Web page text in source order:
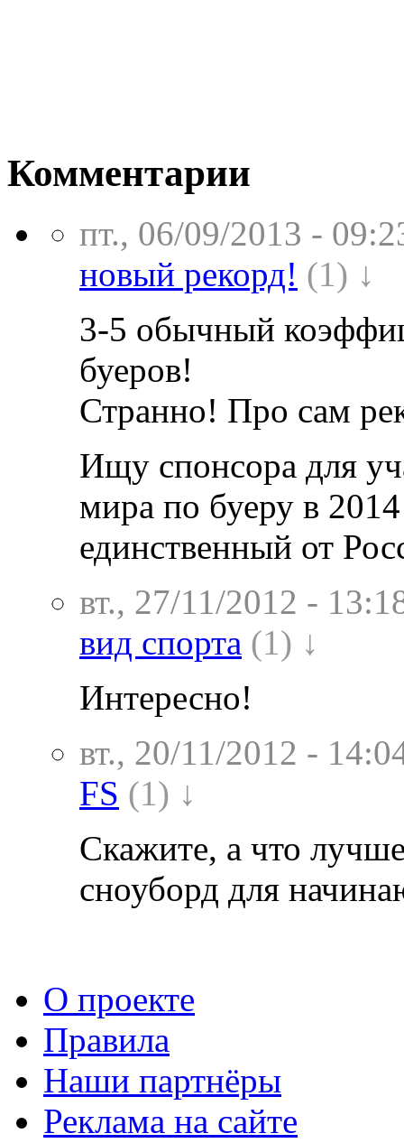
Комментарии
пт., 06/09/2013 -
новый рекорд! (1) ↓
3-5 обычный
буеров!
Странно! Про сам
Ищу спонсора для
мира по буеру в
единственный от
вт., 27/11/2012 -
вид спорта (1) ↓
Интересно!
вт., 20/11/2012 -
FS (1) ↓
Скажите, а что
сноуборд для
О проекте
Правила
Наши партнёры
Реклама на сайте